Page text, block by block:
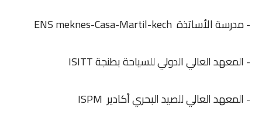
- مدرسة الأساتذة ENS meknes-Casa-Martil-kech
- المعهد العالي الدولي للسياحة بطنجة ISITT
- المعهد العالي للصيد البحري أكادير ISPM